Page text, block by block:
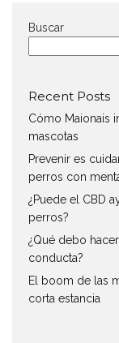
Buscar
Recent Posts
Cómo Maionais
mascotas
Prevenir es
perros con
¿Puede el CBD
perros?
¿Qué debo
conducta?
El boom de las
corta estancia